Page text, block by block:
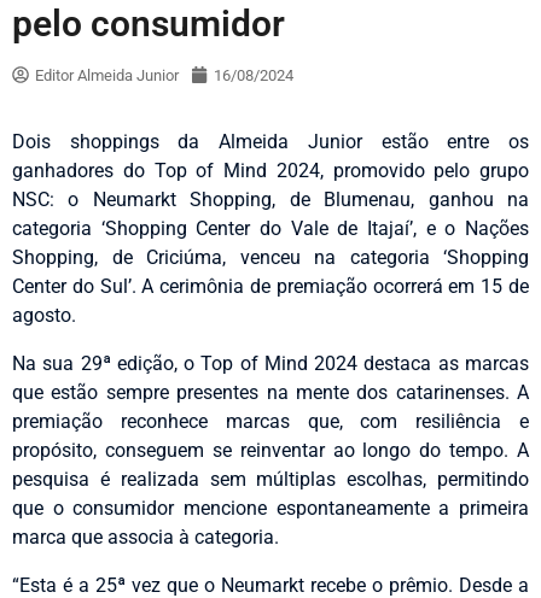
pelo consumidor
Editor Almeida Junior 16/08/2024
Dois shoppings da Almeida Junior estão entre os
ganhadores do Top of Mind 2024, promovido pelo grupo
NSC: o Neumarkt Shopping, de Blumenau, ganhou na
categoria ‘Shopping Center do Vale de Itajaí’, e o Nações
Shopping, de Criciúma, venceu na categoria ‘Shopping
Center do Sul’. A cerimônia de premiação ocorrerá em 15 de
agosto.
Na sua 29ª edição, o Top of Mind 2024 destaca as marcas
que estão sempre presentes na mente dos catarinenses. A
premiação reconhece marcas que, com resiliência e
propósito, conseguem se reinventar ao longo do tempo. A
pesquisa é realizada sem múltiplas escolhas, permitindo
que o consumidor mencione espontaneamente a primeira
marca que associa à categoria.
“Esta é a 25ª vez que o Neumarkt recebe o prêmio. Desde a